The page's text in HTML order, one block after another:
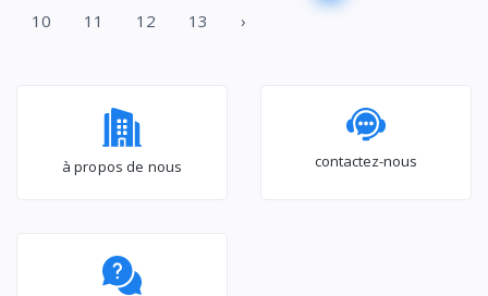
B257JLYL
10
11 12 13 ›
à propos de nous contactez-nous